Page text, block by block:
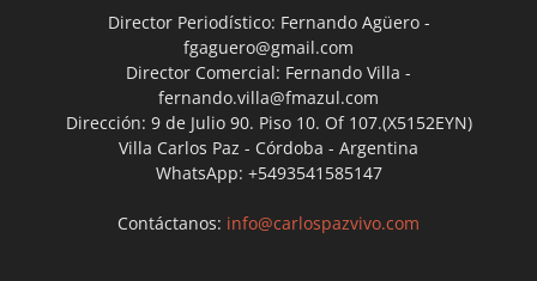
Director Periodístico: Fernando Agüero -
fgaguero@gmail.com
Director Comercial: Fernando Villa -
fernando.villa@fmazul.com
Dirección: 9 de Julio 90. Piso 10. Of 107.(X5152EYN)
Villa Carlos Paz - Córdoba - Argentina
WhatsApp: +5493541585147
Contáctanos: info@carlospazvivo.com